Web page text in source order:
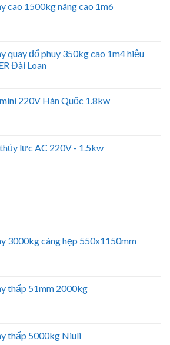
cao 1500kg nâng cao 1m6
quay đổ phuy 350kg cao 1m4 hiệu
Đài Loan
220V Hàn Quốc 1.8kw
lực AC 220V - 1.5kw
3000kg càng hẹp 550x1150mm
thấp 51mm 2000kg
thấp 5000kg Niuli